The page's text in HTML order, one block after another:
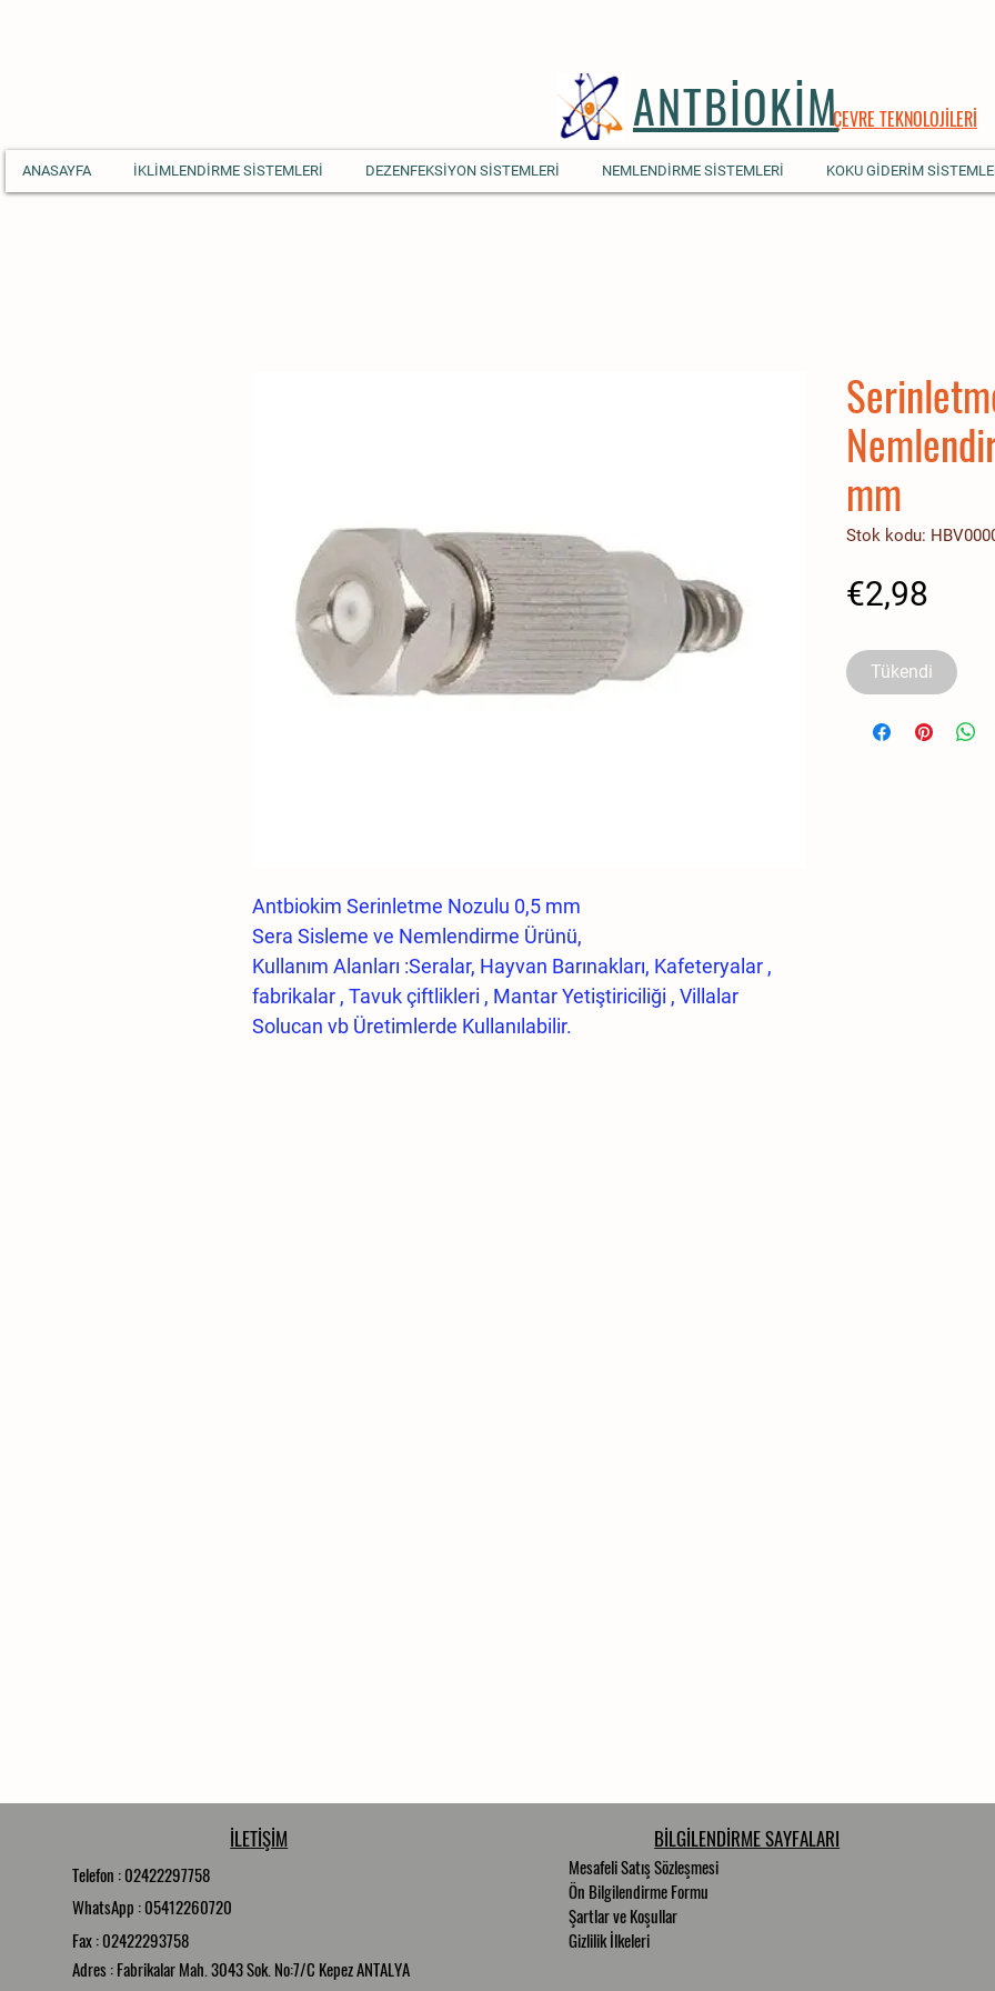
ANASAYFA İKLİMLENDİRME SİSTEMLERİ DEZENFEKSİYON SİSTEMLERİ NEMLENDİRME SİSTEMLERİ KOKU GİDERİM
ÇEVRE TEKNOLOJİLERİ
ANTBİOKİM
Antbiokim Serinletme Nozulu 0,5 mm
Sera Sisleme ve Nemlendirme Ürünü,
Kullanım Alanları :Seralar, Hayvan Barınakları, Kafeteryalar ,
fabrikalar , Tavuk çiftlikleri , Mantar Yetiştiriciliği , Villalar
Solucan vb Üretimlerde Kullanılabilir.
mm
Stok kodu:
€2,98
Tükendi
İLETİŞİM
Telefon : 02422297758
WhatsApp : 05412260720
Fax : 02422293758
Adres : Fabrikalar Mah. 3043 Sok. No:7/C Kepez ANTALYA
BİLGİLENDİRME SAYFALARI
Mesafeli Satış Sözleşmesi
Ön Bilgilendirme Formu
Şartlar ve Koşullar
Gizlilik İlkeleri